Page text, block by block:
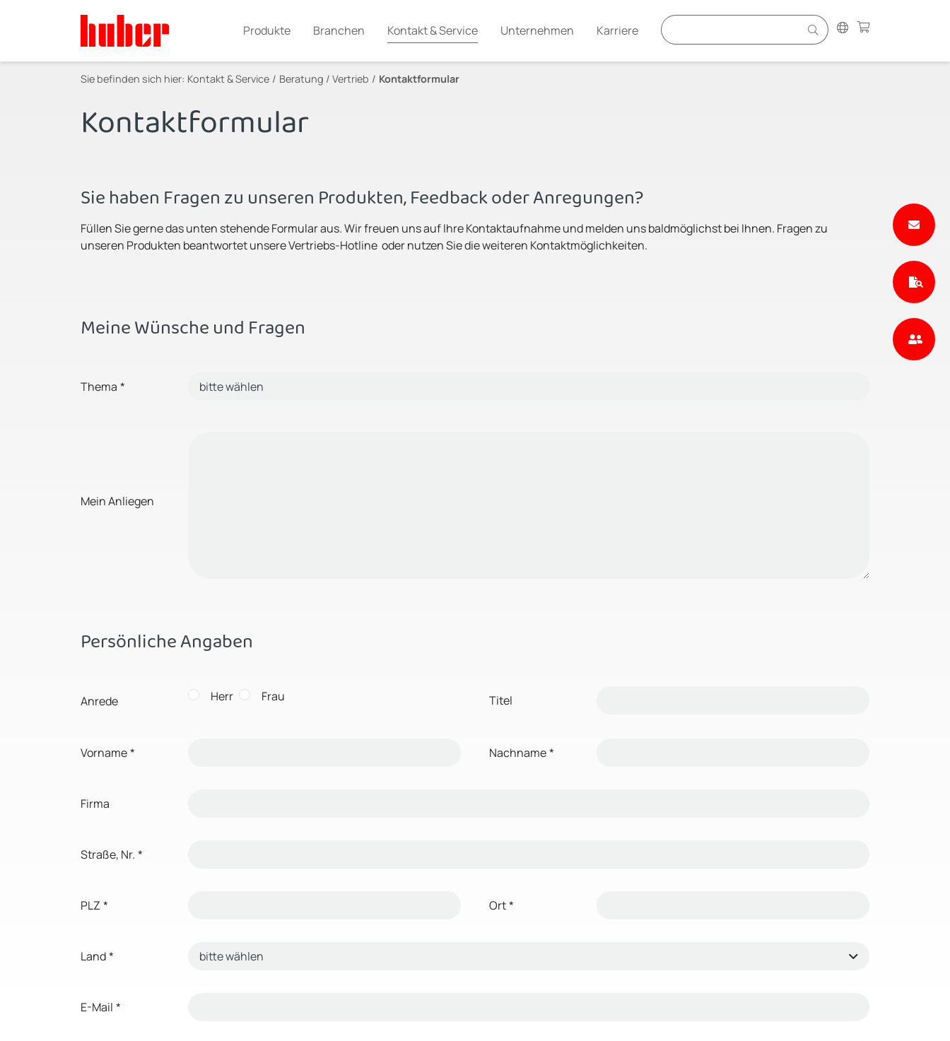
Produkte Branchen Kontakt & Service Unternehmen Karriere
Sie befinden sich hier: Kontakt & Service Beratung / Vertrieb Kontaktformular
Kontaktformular
Sie haben Fragen zu unseren Produkten, Feedback oder Anregungen?
Füllen Sie gerne das unten stehende Formular aus. Wir freuen uns auf Ihre Kontaktaufnahme und melden uns baldmöglichst bei Ihnen. Fragen zu
unseren Produkten beantwortet unsere Vertriebs-Hotline oder nutzen Sie die weiteren Kontaktmöglichkeiten.
Meine Wünsche und Fragen
Thema *
Mein Anliegen
Persönliche Angaben
Anrede Herr Frau Titel
Vorname* Nachname*
Firma
Straße, Nr. *
PLZ * Ort*
Land*
E-Mail *